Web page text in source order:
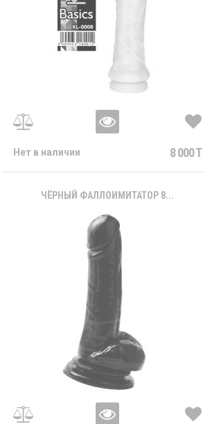
Нет в наличии 8 000 T
ЧЁРНЫЙ ФАЛЛОИМИТАТОР 8...